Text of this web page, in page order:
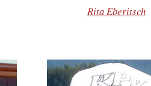
Rita Eberitsch